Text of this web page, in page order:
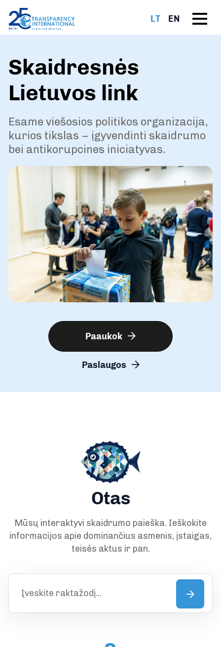
LT EN
Skaidresnės
Lietuvos link
Esame viešosios politikos organizacija,
kurios tikslas – įgyvendinti skaidrumo
bei antikorupcines iniciatyvas.
Paaukok
Paslaugos
Otas
Mūsų interaktyvi skaidrumo paieška. Ieškokite
informacijos apie dominančius asmenis, įstaigas,
teisės aktus ir pan.